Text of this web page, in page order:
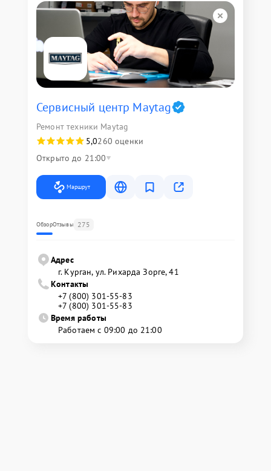
Сервисный центр Maytag
Ремонт техники Maytag
5,0260 оценки
Открыто до 21:00
Маршрут
ОбзорОтзывы 275
Адрес
г. Курган, ул. Рихарда Зорге, 41
Контакты
+7 (800) 301-55-83
+7 (800) 301-55-83
Время работы
Работаем с 09:00 до 21:00